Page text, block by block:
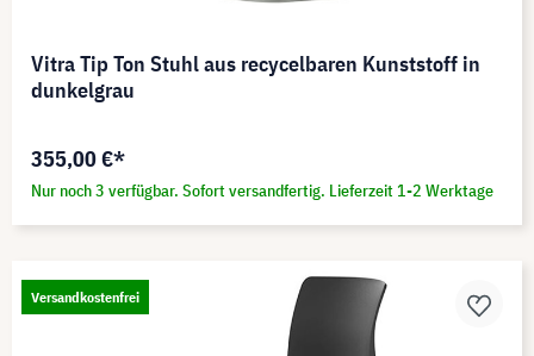
Vitra Tip Ton Stuhl aus recycelbaren Kunststoff in
dunkelgrau
355,00 €*
Nur noch 3 verfügbar. Sofort versandfertig. Lieferzeit 1-2 Werktage
Versandkostenfrei